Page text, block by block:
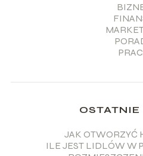
JAK OTWORZYĆ
ILE JEST LIDLÓW W